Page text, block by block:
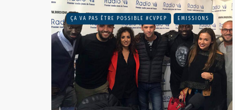
ÇA VA PAS ÊTRE POSSIBLE #CVPEP EMISSIONS